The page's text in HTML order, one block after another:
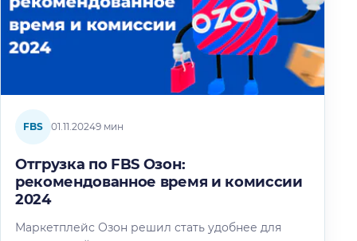
FBS 01.11.20249 мин
Отгрузка по FBS Озон:
рекомендованное время и комиссии
2024
Маркетплейс Озон решил стать удобнее для